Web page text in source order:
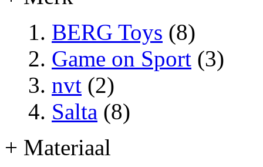
BERG Toys (8)
Game on Sport (3)
nvt (2)
Salta (8)
+ Materiaal